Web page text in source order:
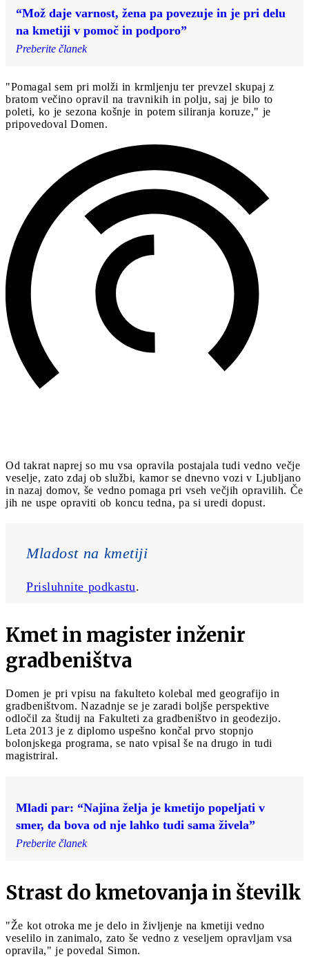
“Mož daje varnost, žena pa povezuje in je pri delu
na kmetiji v pomoč in podporo”
Preberite članek
"Pomagal sem pri molži in krmljenju ter prevzel skupaj z
bratom večino opravil na travnikih in polju, saj je bilo to
poleti, ko je sezona košnje in potem siliranja koruze," je
pripovedoval Domen.
Od takrat naprej so mu vsa opravila postajala tudi vedno večje
veselje, zato zdaj ob službi, kamor se dnevno vozi v Ljubljano
in nazaj domov, še vedno pomaga pri vseh večjih opravilih. Če
jih ne uspe opraviti ob koncu tedna, pa si uredi dopust.
Mladost na kmetiji
Prisluhnite podkastu.
Kmet in magister inženir
gradbeništva
Domen je pri vpisu na fakulteto kolebal med geografijo in
gradbeništvom. Nazadnje se je zaradi boljše perspektive
odločil za študij na Fakulteti za gradbeništvo in geodezijo.
Leta 2013 je z diplomo uspešno končal prvo stopnjo
bolonjskega programa, se nato vpisal še na drugo in tudi
magistriral.
Mladi par: “Najina želja je kmetijo popeljati v
smer, da bova od nje lahko tudi sama živela”
Preberite članek
Strast do kmetovanja in številk
"Že kot otroka me je delo in življenje na kmetiji vedno
veselilo in zanimalo, zato še vedno z veseljem opravljam vsa
opravila," je povedal Simon.